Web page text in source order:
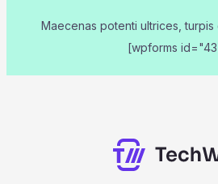
Maecenas potenti ultrices,
[wpforms